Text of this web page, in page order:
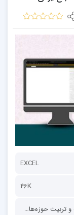
EXCEL
46K
معاونت تهذیب و تربیت حوزه‌های علمیه